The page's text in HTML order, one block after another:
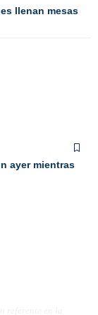
llenan mesas
ayer mientras